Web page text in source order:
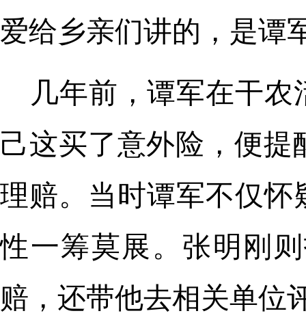
爱给乡亲们讲的，是谭
几年前，谭军在干
己这买了意外险，便
理赔。当时谭军不仅怀
性一筹莫展。张明刚
赔，还带他去相关单位